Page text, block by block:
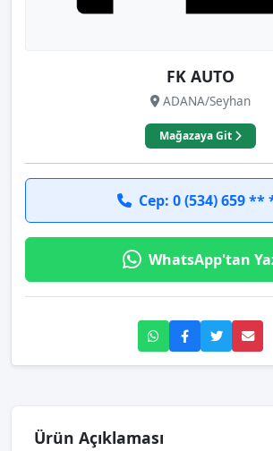
FK AUTO
ADANA/Seyhan
Mağazaya Git
Cep: 0 (534) 659 **
WhatsApp'tan
Ürün Açıklaması